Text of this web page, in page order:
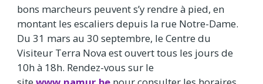
bons marcheurs peuvent s’y rendre à pied, en
montant les escaliers depuis la rue Notre-Dame.
Du 31 mars au 30 septembre, le Centre du
Visiteur Terra Nova est ouvert tous les jours de
10h à 18h. Rendez-vous sur le